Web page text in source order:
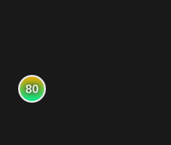
80